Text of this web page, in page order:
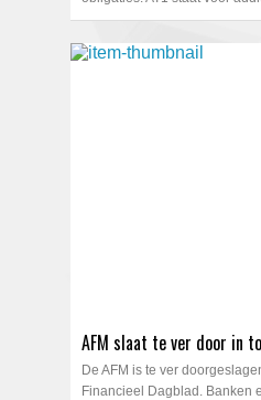
AFM slaat te ver door in
De AFM is te ver
Financieel Dagblad. Banken